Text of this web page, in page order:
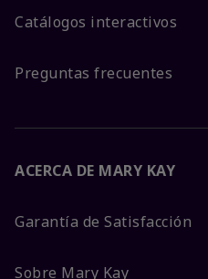
Catálogos interactivos
Preguntas frecuentes
ACERCA DE MARY KAY
Garantía de Satisfacción
Sobre Mary Kay